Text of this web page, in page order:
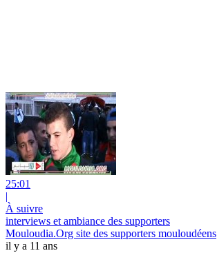
25:01
|
À suivre
interviews et ambiance des supporters
Mouloudia.Org site des supporters mouloudéens
il y a 11 ans